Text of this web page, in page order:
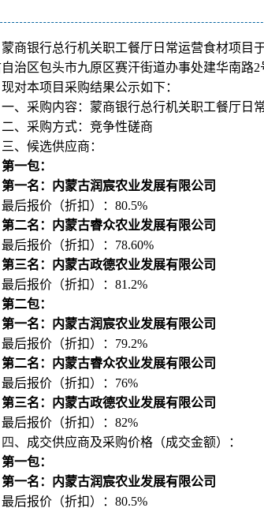
蒙商银行总行机关职工餐厅日常运营食材项目
治区包头市九原区赛汗街道办事处建华南路
对本项目采购结果公示如下：
一、采购内容：蒙商银行总行机关职工餐厅日
二、采购方式：竞争性磋商
三、候选供应商：
第一包：
第一名：内蒙古润宸农业发展有限公司
最后报价（折扣）：80.5%
第二名：内蒙古睿众农业发展有限公司
最后报价（折扣）：78.60%
第三名：内蒙古政德农业发展有限公司
最后报价（折扣）：81.2%
第二包：
第一名：内蒙古润宸农业发展有限公司
最后报价（折扣）：79.2%
第二名：内蒙古睿众农业发展有限公司
最后报价（折扣）：76%
第三名：内蒙古政德农业发展有限公司
最后报价（折扣）：82%
四、 成交供应商及采购价格（成交金额）：
第一包：
第一名：内蒙古润宸农业发展有限公司
最后报价（折扣）：80.5%